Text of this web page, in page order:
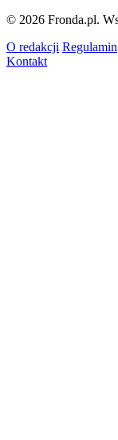
© 2026 Fronda.pl.
O redakcji Regulamin
Kontakt